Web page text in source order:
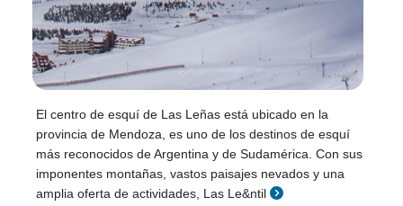
El centro de esquí de Las Leñas está ubicado en la
provincia de Mendoza, es uno de los destinos de esquí
más reconocidos de Argentina y de Sudamérica. Con sus
imponentes montañas, vastos paisajes nevados y una
amplia oferta de actividades, Las Le&ntil